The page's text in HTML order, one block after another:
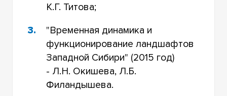
К.Г. Титова;
"Временная динамика и
функционирование ландшафтов
Западной Сибири" (2015 год)
- Л.Н. Окишева, Л.Б.
Филандышева.